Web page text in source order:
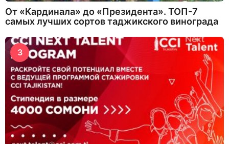
От «Кардинала» до «Президента». ТОП-7
самых лучших сортов таджикского винограда
3